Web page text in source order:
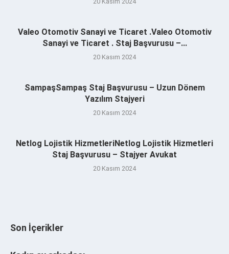
Valeo Otomotiv Sanayi ve Ticaret .Valeo Otomotiv
Sanayi ve Ticaret . Staj Başvurusu –...
20 Kasım 2024
SampaşSampaş Staj Başvurusu – Uzun Dönem
Yazılım Stajyeri
20 Kasım 2024
Netlog Lojistik HizmetleriNetlog Lojistik Hizmetleri
Staj Başvurusu – Stajyer Avukat
20 Kasım 2024
Son İçerikler